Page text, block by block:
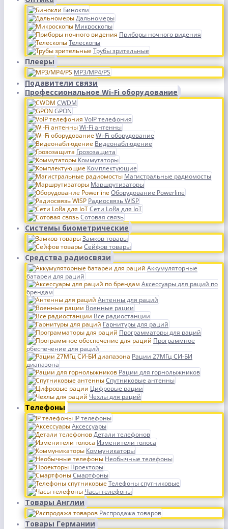
Бинокли
Дальномеры
Микроскопы
Приборы ночного видения
Телескопы
Трубы зрительные
Плееры
MP3/MP4/PS
Подавители связи
Профессиональное Wi-Fi оборудование
CWDM
GPON
VoIP телефония
Wi-Fi антенны
Wi-Fi оборудование
Видеонаблюдение
Грозозащита
Коммутаторы
Комплектующие
Магистральные радиомосты
Маршрутизаторы
Оборудование Powerline
Радиосвязь WISP
Сети LoRa для IoT
Сотовая связь
Системы биометрические
Замков товары
Сейфов товары
Средства радиосвязи
Аккумуляторные
батареи для раций
Аксессуары для раций по
брендам
Антенны для раций
Военные рации
Все радиостанции
Гарнитуры для раций
Программаторы для раций
Программное
обеспечение для раций
Рации 27МГц СИ-БИ
диапазона
Рации для горнолыжников
Спутниковые антенны
Цифровые рации
Чехлы для раций
Телефоны
IP телефоны
Аксессуары
Детали телефонов
Изменители голоса
Коммуникаторы
Необычные телефоны
Проекторы
Смартфоны
Телефоны спутниковые
Часы телефоны
Товары Англии
Распродажа товаров
Товары Германии